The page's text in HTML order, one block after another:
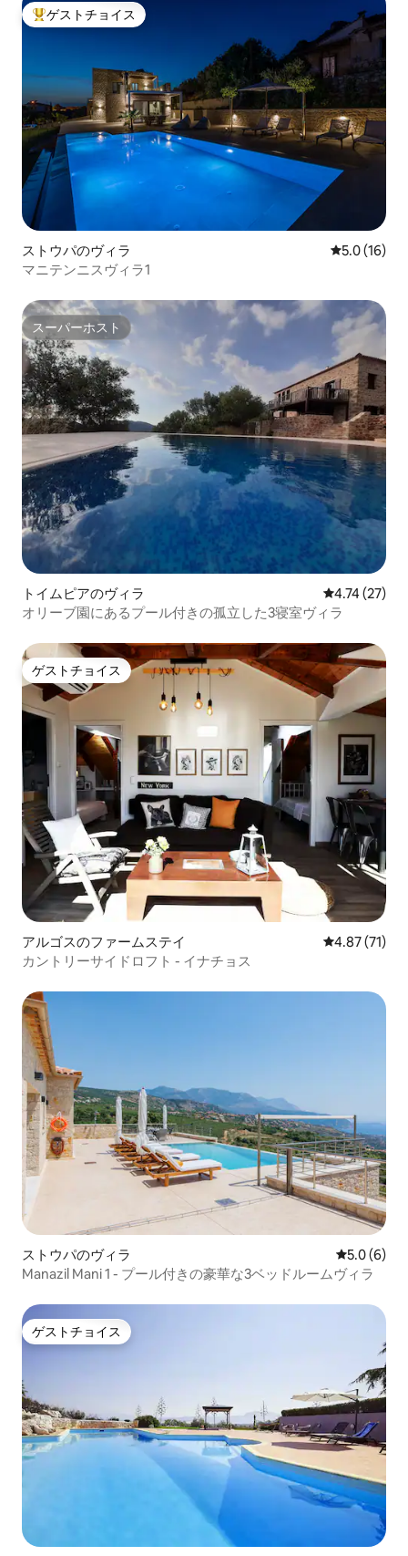
大好評のゲストチョイスです。
ゲストチョイス
ストウパのヴィラ レビュー16
5.0 (16)
マニテンニスヴィラ1
スーパーホスト
スーパーホスト
トイムピアのヴィラ レビュー27
4.74 (27)
オリーブ園にあるプール付きの孤立した3寝室ヴィラ
ゲストチョイス
ゲストチョイス
アルゴスのファームステイ レビュー71
4.87 (71)
カントリーサイドロフト - イナチョス
ストウパのヴィラ レビュー6
5.0 (6)
Manazil Mani 1 - プール付きの豪華な3ベッドルームヴィラ
ゲストチョイス
ゲストチョイス